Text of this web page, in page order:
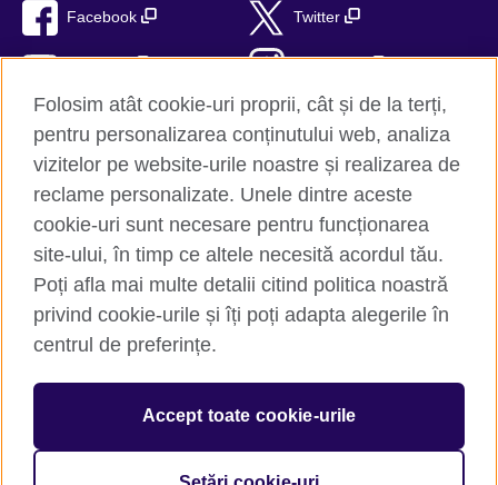
Facebook Twitter
YouTube Instagram
TikTok RSS
British Council Global
Confidențialitate și termeni de utilizare
Trimite-ne comentariile tale
Cookie-uri
Hartă site
© 2026 British Council
Folosim atât cookie-uri proprii, cât și de la terți,
pentru personalizarea conținutului web, analiza
vizitelor pe website-urile noastre și realizarea de
reclame personalizate. Unele dintre aceste
cookie-uri sunt necesare pentru funcționarea
site-ului, în timp ce altele necesită acordul tău.
Poți afla mai multe detalii citind politica noastră
privind cookie-urile și îți poți adapta alegerile în
centrul de preferințe.
Accept toate cookie-urile